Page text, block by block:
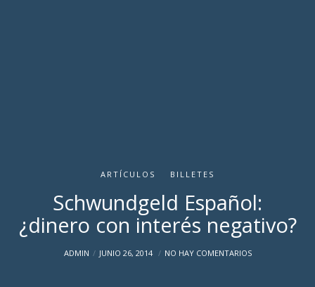
ARTÍCULOS BILLETES
Schwundgeld Español:
¿dinero con interés negativo?
ADMIN JUNIO 26, 2014 NO HAY COMENTARIOS